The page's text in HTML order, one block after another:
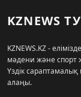
KZNEWS
KZNEWS.KZ -
мәдени және спорт
Үздік
алаңы.